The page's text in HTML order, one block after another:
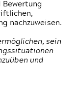
Bewertung
nachzuweisen.
sein
und